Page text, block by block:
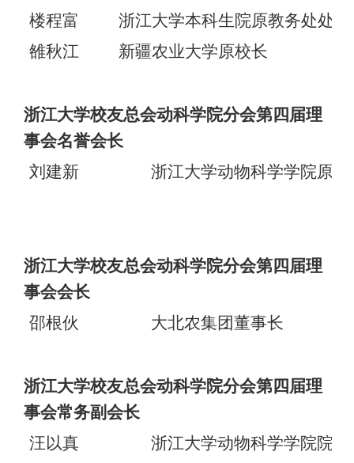
楼程富
浙江大学本科生院原教务处处
雒秋江
新疆农业大学原校长
浙江大学校友总会动科学院分会第四届理
事会名誉会长
刘建新
浙江大学动物科学学院原院
浙江大学校友总会动科学院分会第四届理
事会会长
邵根伙
大北农集团董事长
浙江大学校友总会动科学院分会第四届理
事会常务副会长
汪以真
浙江大学动物科学学院院